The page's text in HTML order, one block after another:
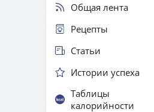
Общая лента
Рецепты
Статьи
Истории успеха
Таблицы
калорийности